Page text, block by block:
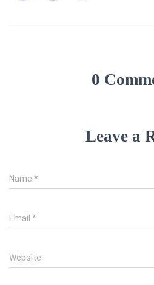
0
Leave a
Name *
Email *
Website